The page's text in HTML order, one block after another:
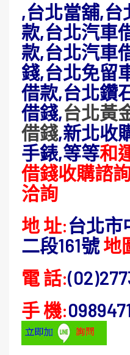
,台北當舖,台
款,台北汽車
款,台北汽車
錢,台北免留
借款,台北鑽
借錢,台北黃
借錢,新北收
手錶,等等和
借錢收購諮
洽詢
地 址:台北市
二段161號地
電 話:
手 機: